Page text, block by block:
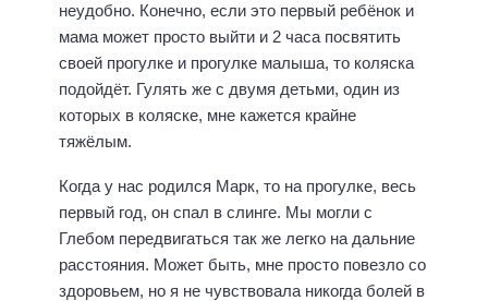
неудобно. Конечно, если это первый ребёнок и
мама может просто выйти и 2 часа посвятить
своей прогулке и прогулке малыша, то коляска
подойдёт. Гулять же с двумя детьми, один из
которых в коляске, мне кажется крайне
тяжёлым.
Когда у нас родился Марк, то на прогулке, весь
первый год, он спал в слинге. Мы могли с
Глебом передвигаться так же легко на дальние
расстояния. Может быть, мне просто повезло со
здоровьем, но я не чувствовала никогда болей в